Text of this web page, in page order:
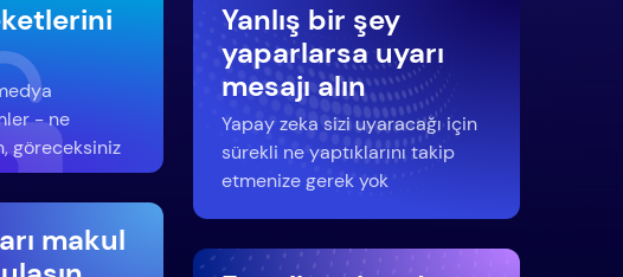
- ne
göreceksiniz
makul
Yanlış bir şey
yaparlarsa uyarı
mesajı alın
Yapay zeka sizi uyaracağı için
sürekli ne yaptıklarını takip
etmenize gerek yok